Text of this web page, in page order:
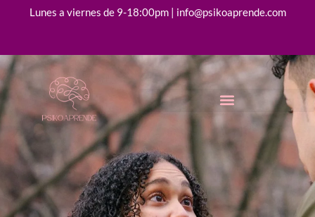
Lunes a viernes de 9-18:00pm | info@psikoaprende.com